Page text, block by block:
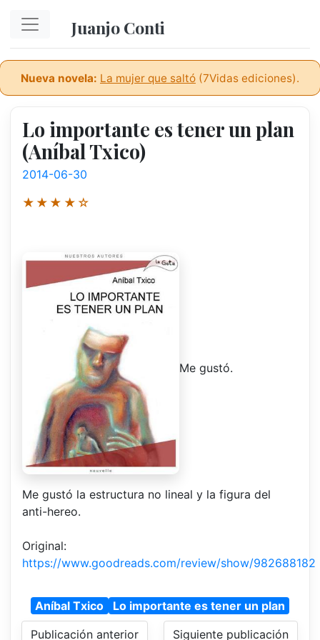
Juanjo Conti
Nueva novela: La mujer que saltó (7Vidas ediciones).
Lo importante es tener un plan
(Aníbal Txico)
2014-06-30
★★★★☆
Me gustó.
Me gustó la estructura no lineal y la figura del
anti-hereo.
Original:
https://www.goodreads.com/review/show/982688182
Aníbal Txico
Lo importante es tener un plan
Publicación anterior
Siguiente publicación